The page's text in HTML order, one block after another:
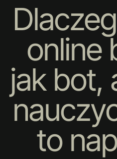
online
jak bot,
to